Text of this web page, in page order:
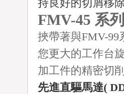
持良好的切屑移
FMV-45 系
挾帶著與FMV-99
您更大的工作台
加工件的精密切
先進直驅馬達(